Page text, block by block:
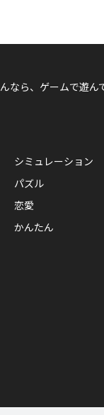
なら、ゲームで遊ん
シミュレーション
パズル
恋愛
かんたん